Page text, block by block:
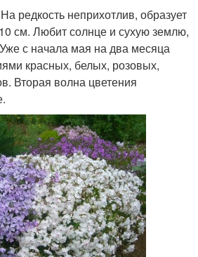
редкость неприхотлив, образует
см. Любит солнце и сухую землю,
с начала мая на два месяца
красных, белых, розовых,
Вторая волна цветения